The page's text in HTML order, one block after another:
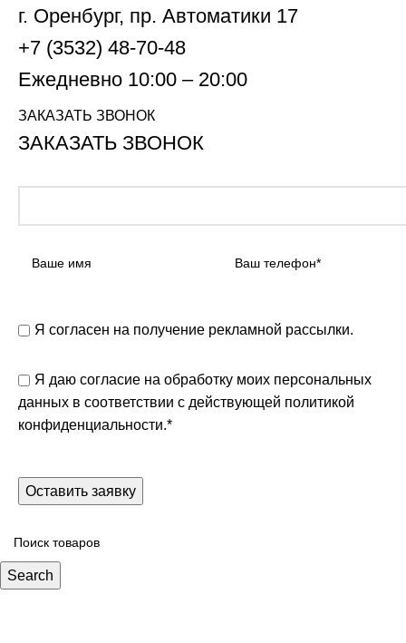
г. Оренбург, пр. Автоматики 17
+7 (3532) 48-70-48
Ежедневно 10:00 – 20:00
ЗАКАЗАТЬ ЗВОНОК
ЗАКАЗАТЬ ЗВОНОК
Я согласен на получение рекламной рассылки.
Я даю согласие на обработку моих персональных
данных в соответствии с действующей политикой
конфиденциальности.*
Search